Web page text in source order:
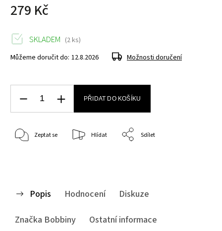
279 Kč
SKLADEM (2 ks)
Můžeme doručit do: 12.8.2026 Možnosti doručení
PŘIDAT DO KOŠÍKU
Zeptat se Hlídat Sdílet
Popis Hodnocení
Diskuze
Značka Bobbiny Ostatní informace